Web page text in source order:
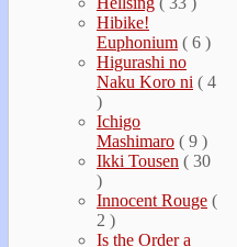
Hibike!
Euphonium ( 6 )
Higurashi no
Naku Koro ni ( 4
)
Ichigo
Mashimaro ( 9 )
Ikki Tousen ( 30
)
Innocent Rouge (
2 )
Is the Order a